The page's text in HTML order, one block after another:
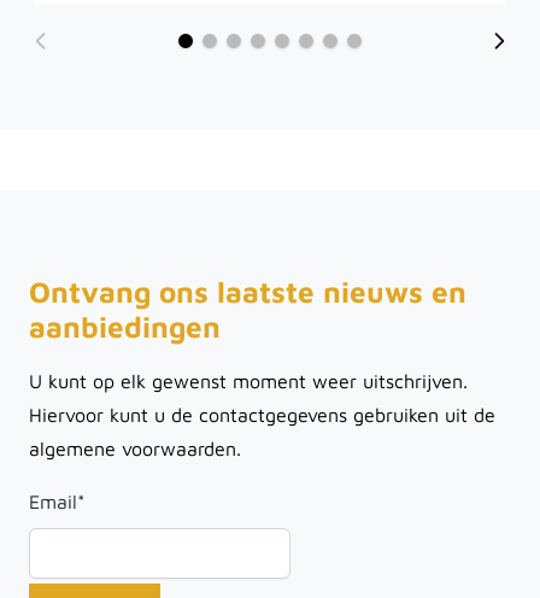
Ontvang ons laatste nieuws en
aanbiedingen
U kunt op elk gewenst moment weer uitschrijven.
Hiervoor kunt u de contactgegevens gebruiken uit de
algemene voorwaarden.
Email*